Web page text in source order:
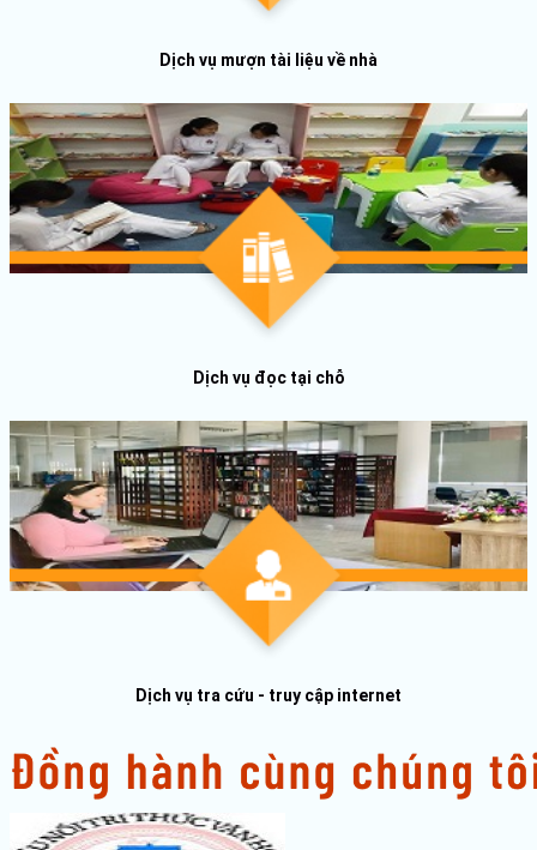
Dịch vụ mượn tài liệu về nhà
Dịch vụ đọc tại chỗ
Dịch vụ tra cứu - truy cập internet